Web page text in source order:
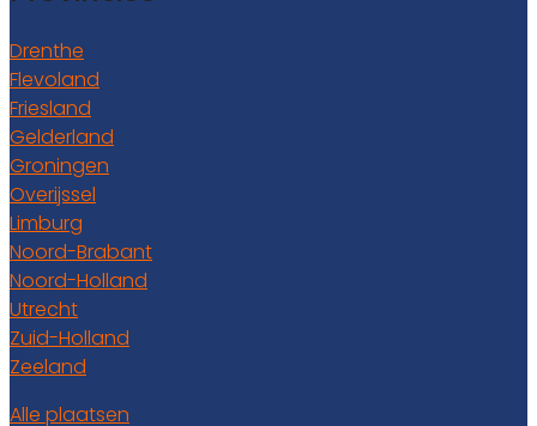
Drenthe
Flevoland
Friesland
Gelderland
Groningen
Overijssel
Limburg
Noord-Brabant
Noord-Holland
Utrecht
Zuid-Holland
Zeeland
Alle plaatsen